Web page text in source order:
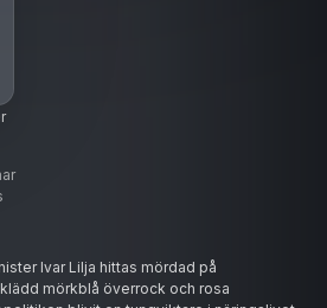
Ivar Lilja hittas mördad på
mörkblå överrock och rosa